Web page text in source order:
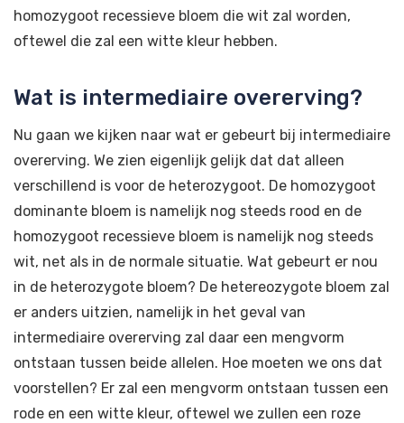
homozygoot recessieve bloem die wit zal worden,
oftewel die zal een witte kleur hebben.
Wat is intermediaire overerving?
Nu gaan we kijken naar wat er gebeurt bij intermediaire
overerving. We zien eigenlijk gelijk dat dat alleen
verschillend is voor de heterozygoot. De homozygoot
dominante bloem is namelijk nog steeds rood en de
homozygoot recessieve bloem is namelijk nog steeds
wit, net als in de normale situatie. Wat gebeurt er nou
in de heterozygote bloem? De hetereozygote bloem zal
er anders uitzien, namelijk in het geval van
intermediaire overerving zal daar een mengvorm
ontstaan tussen beide allelen. Hoe moeten we ons dat
voorstellen? Er zal een mengvorm ontstaan tussen een
rode en een witte kleur, oftewel we zullen een roze